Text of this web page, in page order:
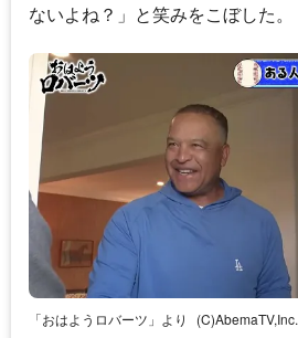
ないよね？」と笑みをこぼした。
「おはようロバーツ」より (C)AbemaTV,Inc.